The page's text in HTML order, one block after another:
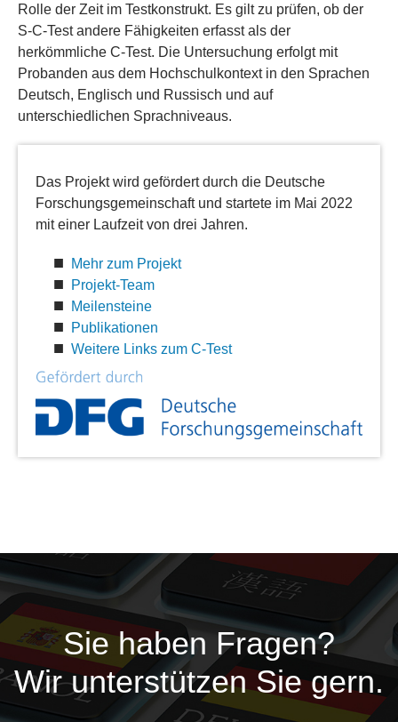
Rolle der Zeit im Testkonstrukt. Es gilt zu prüfen, ob der
S-C-Test andere Fähigkeiten erfasst als der
herkömmliche C-Test. Die Untersuchung erfolgt mit
Probanden aus dem Hochschulkontext in den Sprachen
Deutsch, Englisch und Russisch und auf
unterschiedlichen Sprachniveaus.
Das Projekt wird gefördert durch die Deutsche
Forschungsgemeinschaft und startete im Mai 2022
mit einer Laufzeit von drei Jahren.
Mehr zum Projekt
Projekt-Team
Meilensteine
Publikationen
Weitere Links zum C-Test
Sie haben Fragen?
Wir unterstützen Sie gern.